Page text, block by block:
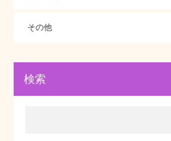
その他
検索